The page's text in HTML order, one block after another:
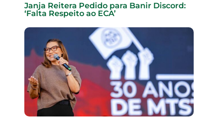
Janja Reitera Pedido para Banir Discord:
‘Falta Respeito ao ECA’